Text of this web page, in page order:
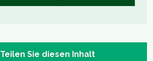
Teilen Sie diesen Inhalt